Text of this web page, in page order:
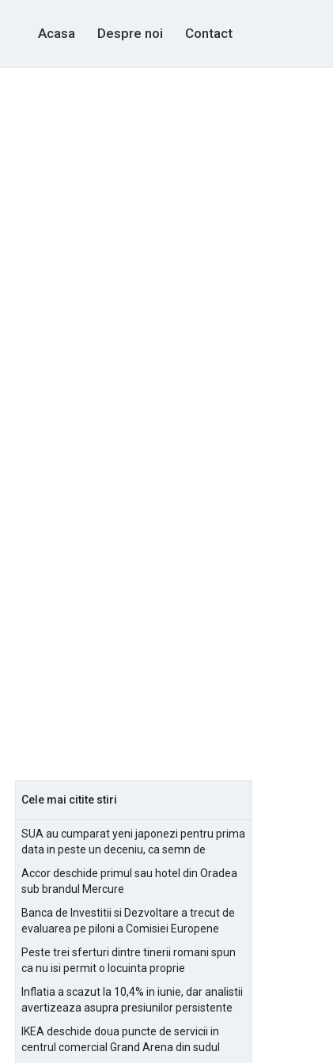
Acasa Despre noi Contact
Cele mai citite stiri
SUA au cumparat yeni japonezi pentru prima
data in peste un deceniu, ca semn de
Accor deschide primul sau hotel din Oradea
sub brandul Mercure
Banca de Investitii si Dezvoltare a trecut de
evaluarea pe piloni a Comisiei Europene
Peste trei sferturi dintre tinerii romani spun
ca nu isi permit o locuinta proprie
Inflatia a scazut la 10,4% in iunie, dar analistii
avertizeaza asupra presiunilor persistente
IKEA deschide doua puncte de servicii in
centrul comercial Grand Arena din sudul